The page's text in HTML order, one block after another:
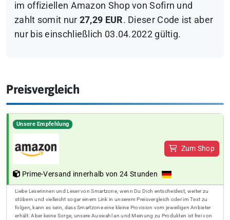
im offiziellen Amazon Shop von Sofirn und
zahlt somit nur 27,29 EUR. Dieser Code ist aber
nur bis einschließlich 03.04.2022 gültig.
Preisvergleich
Unsere Empfehlung
Zum Shop
Prime-Versand innerhalb von 24 Stunden
Liebe Leserinnen und Leser von Smartzone, wenn Du Dich entscheidest, weiter zu
stöbern und vielleicht sogar einem Link in unserem Preisvergleich oder im Text zu
folgen, kann es sein, dass Smartzone eine kleine Provision vom jeweiligen Anbieter
erhält. Aber keine Sorge, unsere Auswahl an und Meinung zu Produkten ist frei von